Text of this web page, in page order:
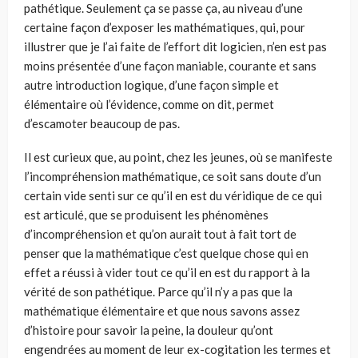
pathétique. Seulement ça se passe ça, au niveau d’une
certaine façon d’exposer les mathématiques, qui, pour
illustrer que je l’ai faite de l’effort dit logicien, n’en est pas
moins présentée d’une façon maniable, courante et sans
autre introduction logique, d’une façon simple et
élémentaire où l’évidence, comme on dit, permet
d’escamoter beaucoup de pas.
Il est curieux que, au point, chez les jeunes, où se manifeste
l’incompréhension mathématique, ce soit sans doute d’un
certain vide senti sur ce qu’il en est du véridique de ce qui
est articulé, que se produisent les phénomènes
d’incompréhension et qu’on aurait tout à fait tort de
penser que la mathématique c’est quelque chose qui en
effet a réussi à vider tout ce qu’il en est du rapport à la
vérité de son pathétique. Parce qu’il n’y a pas que la
mathématique élémentaire et que nous savons assez
d’histoire pour savoir la peine, la douleur qu’ont
engendrées au moment de leur ex-cogitation les termes et